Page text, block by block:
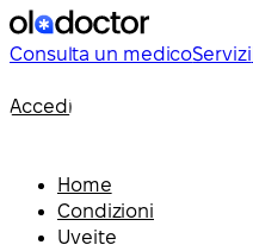
Consulta un medicoServizi
Accedi
Home
Condizioni
Uveite